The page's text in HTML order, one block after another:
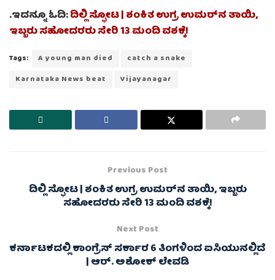
.ಇದನ್ನೂ ಓದಿ:ದಿಲ್ಲಿ ಸ್ಫೋಟ | ಶಂಕಿತ ಉಗ್ರ ಉಮರ್‌ನ ತಾಯಿ,
ಇಬ್ಬರು ಸಹೋದರರು ಸೇರಿ 13 ಮಂದಿ ವಶಕ್ಕೆ!
Tags: A young man died
catch a snake
Karnataka News beat
Vijayanagar
Previous Post
ದಿಲ್ಲಿ ಸ್ಫೋಟ | ಶಂಕಿತ ಉಗ್ರ ಉಮರ್‌ನ ತಾಯಿ, ಇಬ್ಬರು
ಸಹೋದರರು ಸೇರಿ 13 ಮಂದಿ ವಶಕ್ಕೆ!
Next Post
ಕರ್ನಾಟಕದಲ್ಲಿ ಕಾಂಗ್ರೆಸ್ ಸರ್ಕಾರ 6 ತಿಂಗಳಿಂದ ಐಸಿಯುನಲ್ಲಿದೆ
| ಆರ್. ಅಶೋಕ್ ಲೇವಡಿ